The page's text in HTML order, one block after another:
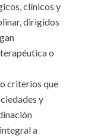
clínicos y
dirigidos
o
criterios que
y
a